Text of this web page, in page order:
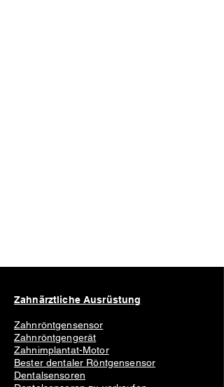
Zahnärztliche Ausrüstung
Zahnröntgensensor
Zahnröntgengerät
Zahnimplantat-Motor
Bester dentaler Röntgensensor
Dentalsensoren